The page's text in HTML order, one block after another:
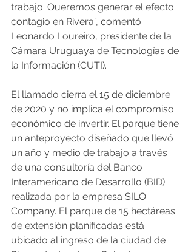
trabajo. Queremos generar el efecto
contagio en Rivera”, comentó
Leonardo Loureiro, presidente de la
Cámara Uruguaya de Tecnologías de
la Información (CUTI).
El llamado cierra el 15 de diciembre
de 2020 y no implica el compromiso
económico de invertir. El parque tiene
un anteproyecto diseñado que llevó
un año y medio de trabajo a través
de una consultoría del Banco
Interamericano de Desarrollo (BID)
realizada por la empresa SILO
Company. El parque de 15 hectáreas
de extensión planificadas está
ubicado al ingreso de la ciudad de